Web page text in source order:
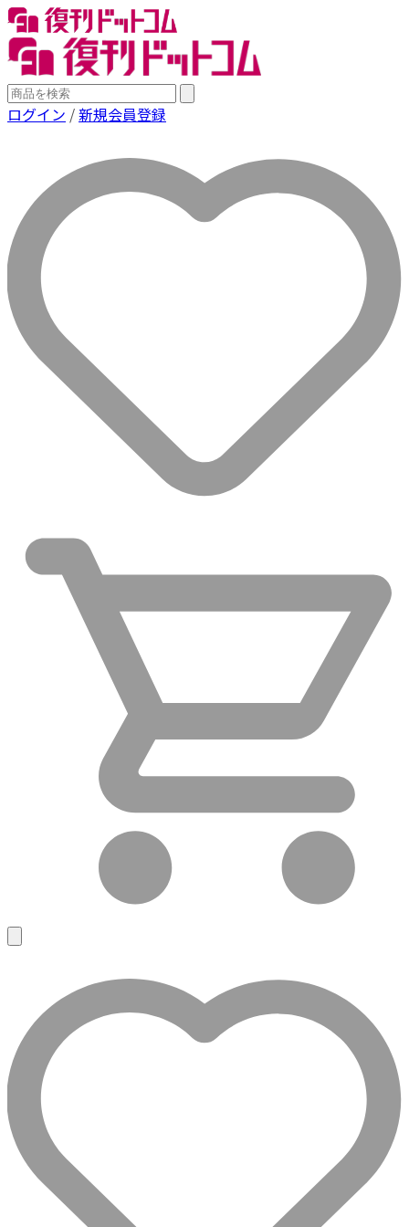
ログイン /新規会員登録